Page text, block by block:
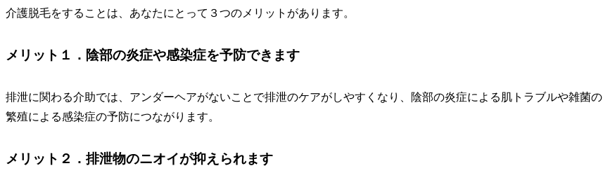
介護脱毛をすることは、あなたにとって ３つのメリット があります。
メリット１．陰部の炎症や感染症を予防できます
排泄に関わる介助では、アンダーヘアがないことで排泄のケアがしやすくなり、陰部の炎症による肌トラブルや雑菌の
繁殖による感染症の予防につながります。
メリット２．排泄物のニオイが抑えられます